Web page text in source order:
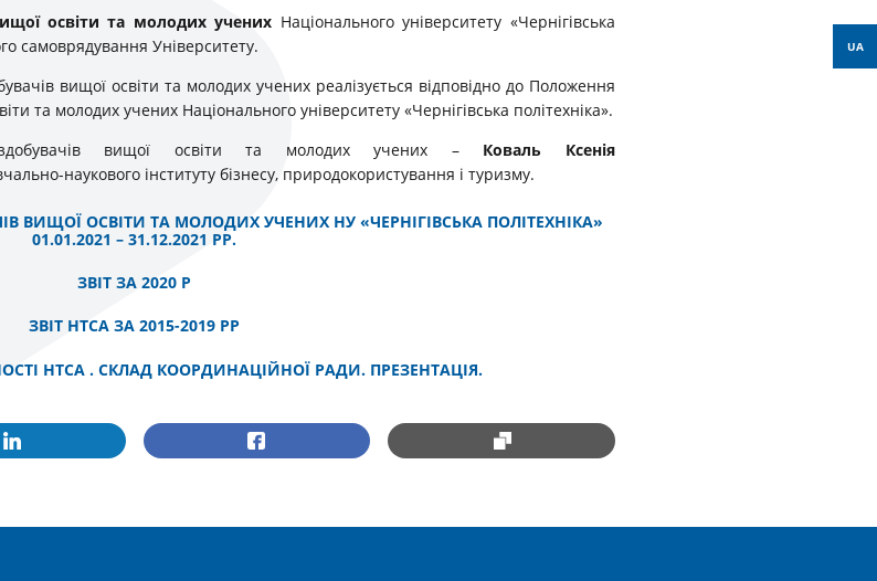
освіти та молодих учених Національного університету «Чернігівська
самоврядування Університету.
вищої освіти та молодих учених реалізується відповідно до Положення
та молодих учених Національного університету «Чернігівська політехніка».
здобувачів вищої освіти та молодих учених – Коваль Ксенія
наукового інституту бізнесу, природокористування і туризму.
ВИЩОЇ ОСВІТИ ТА МОЛОДИХ УЧЕНИХ НУ «ЧЕРНІГІВСЬКА ПОЛІТЕХНІКА»
01.01.2021 – 31.12.2021 РР.
ЗВIТ ЗА 2020 Р
ЗВІТ НТСА ЗА 2015-2019 РР
НТСА . СКЛАД КООРДИНАЦІЙНОЇ РАДИ. ПРЕЗЕНТАЦІЯ.
UA